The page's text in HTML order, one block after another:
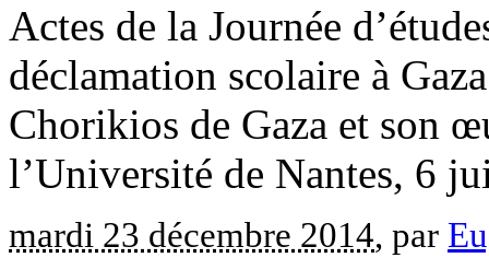
Actes de la Journée
déclamation scolaire à
Chorikios de Gaza et son
l’Université de Nantes, 6
mardi 23 décembre 2014, par